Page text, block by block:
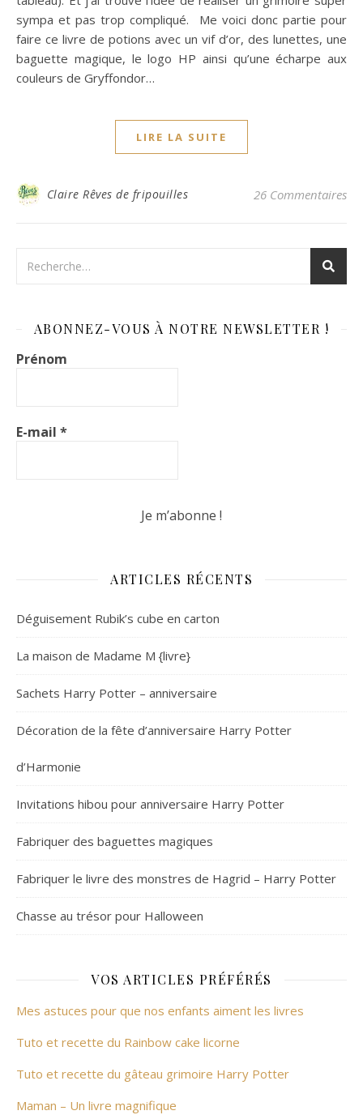
sympa et pas trop compliqué. Me voici donc partie pour
faire ce livre de potions avec un vif d’or, des lunettes, une
baguette magique, le logo HP ainsi qu’une écharpe aux
couleurs de Gryffondor…
LIRE LA SUITE
Claire Rêves de fripouilles 26 Commentaires
ABONNEZ-VOUS À NOTRE NEWSLETTER !
Prénom
E-mail *
ARTICLES RÉCENTS
Déguisement Rubik’s cube en carton
La maison de Madame M {livre}
Sachets Harry Potter – anniversaire
Décoration de la fête d’anniversaire Harry Potter
d’Harmonie
Invitations hibou pour anniversaire Harry Potter
Fabriquer des baguettes magiques
Fabriquer le livre des monstres de Hagrid – Harry Potter
Chasse au trésor pour Halloween
VOS ARTICLES PRÉFÉRÉS
Mes astuces pour que nos enfants aiment les livres
Tuto et recette du Rainbow cake licorne
Tuto et recette du gâteau grimoire Harry Potter
Maman – Un livre magnifique